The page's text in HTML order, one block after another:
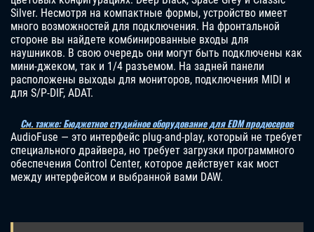
Silver. Несмотря на компактные формы, устройство имеет
много возможностей для подключения. На фронтальной
стороне вы найдете комбинированные входы для
наушников. В свою очередь они могут быть подключены как
мини-джеком, так и 1/4 разъемом. На задней панели
расположены выходы для мониторов, подключения MIDI и
для S/P-DIF, ADAT.
См. также: Бюджетное студийное оборудование для EDM продюсеров
AudioFuse — это интерфейс plug-and-play, который не требует
специального драйвера, но требует загрузки программного
обеспечения Control Center, которое действует как мост
между интерфейсом и выбранной вами DAW.